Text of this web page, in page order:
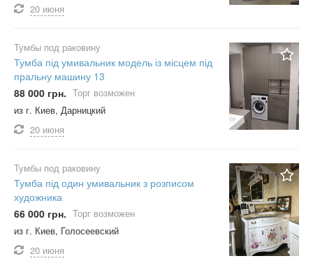
20 июня
Тумбы под раковину
Тумба під умивальник модель із місцем під
пральну машину 13
88 000 грн. Торг возможен
из г. Киев, Дарницкий
20 июня
Тумбы под раковину
Тумба під один умивальник з розписом
художника
66 000 грн. Торг возможен
из г. Киев, Голосеевский
20 июня